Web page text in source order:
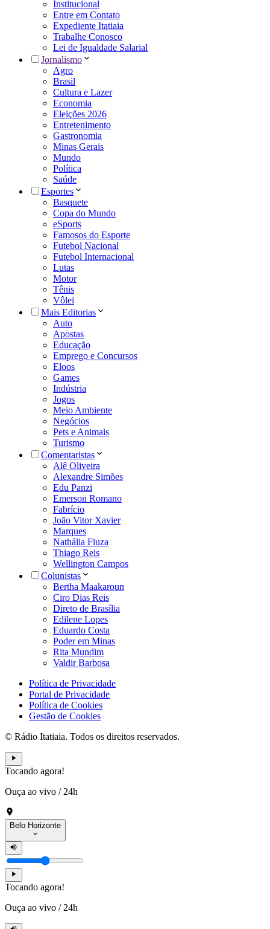
Institucional
Entre em Contato
Expediente Itatiaia
Trabalhe Conosco
Lei de Igualdade Salarial
Jornalismo
Agro
Brasil
Cultura e Lazer
Economia
Eleições 2026
Entretenimento
Gastronomia
Minas Gerais
Mundo
Política
Saúde
Esportes
Basquete
Copa do Mundo
eSports
Famosos do Esporte
Futebol Nacional
Futebol Internacional
Lutas
Motor
Tênis
Vôlei
Mais Editorias
Auto
Apostas
Educação
Emprego e Concursos
Eloos
Games
Indústria
Jogos
Meio Ambiente
Negócios
Pets e Animais
Turismo
Comentaristas
Alê Oliveira
Alexandre Simões
Edu Panzi
Emerson Romano
Fabrício
João Vitor Xavier
Marques
Nathália Fiuza
Thiago Reis
Wellington Campos
Colunistas
Bertha Maakaroun
Ciro Dias Reis
Direto de Brasília
Edilene Lopes
Eduardo Costa
Poder em Minas
Rita Mundim
Valdir Barbosa
Política de Privacidade
Portal de Privacidade
Política de Cookies
Gestão de Cookies
© Rádio Itatiaia. Todos os direitos reservados.
Tocando agora!
Ouça ao vivo / 24h
Belo Horizonte
Tocando agora!
Ouça ao vivo / 24h